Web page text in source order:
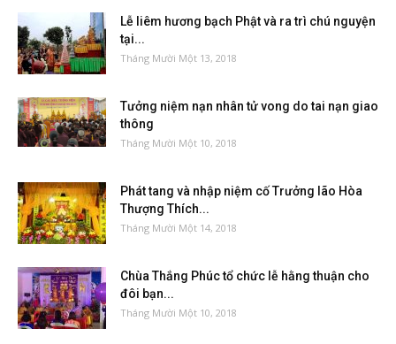
Lễ liêm hương bạch Phật và ra trì chú nguyện
tại...
Tháng Mười Một 13, 2018
Tưởng niệm nạn nhân tử vong do tai nạn giao
thông
Tháng Mười Một 10, 2018
Phát tang và nhập niệm cố Trưởng lão Hòa
Thượng Thích...
Tháng Mười Một 14, 2018
Chùa Thắng Phúc tổ chức lễ hằng thuận cho
đôi bạn...
Tháng Mười Một 10, 2018